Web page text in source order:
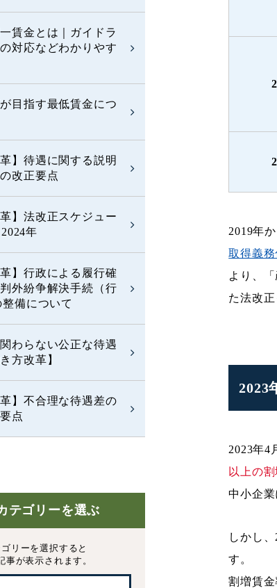
賃金とは｜ガイドラ
対応などわかりやす
目指す最低賃金につ
革】待遇に関する説明
改正要点
革】法改正スケジュー
年
革】行政による履行確
外紛争解決手続（行
備について
わらない公正な待遇
方改革】
革】不合理な待遇差の
点
テゴリーを選ぶ
リーを選択すると
事が表示されます。
2019年
取得義務
より、
た法改正
2023
2023年4
以上の
中小企
しかし
す。
割増賃